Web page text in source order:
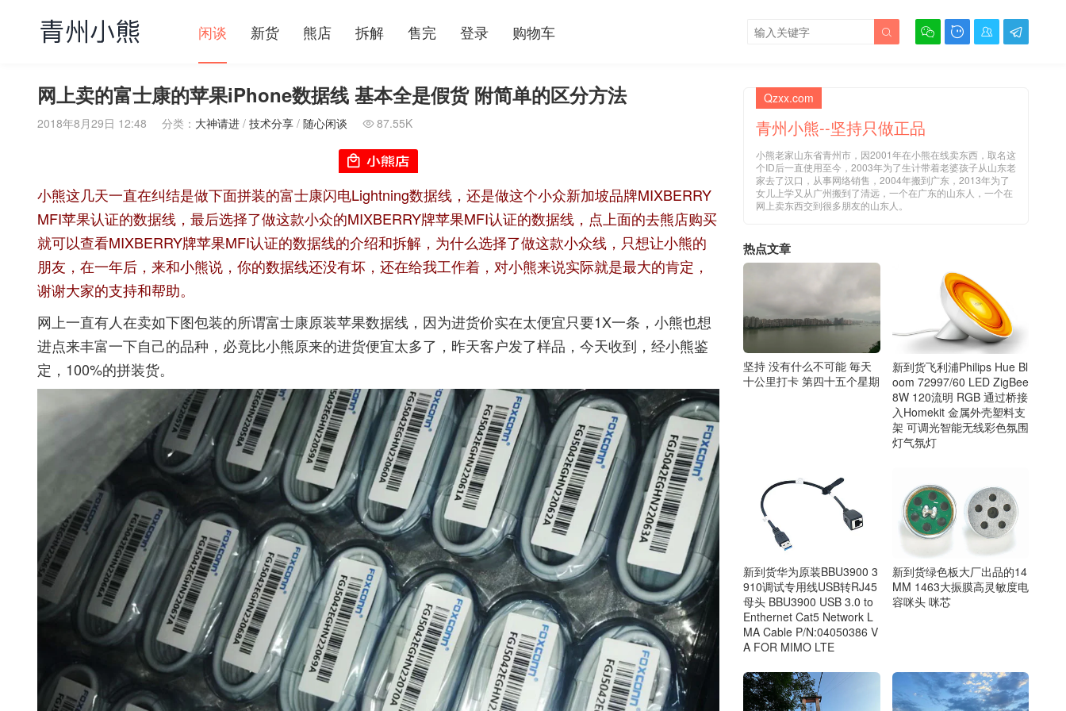
闲谈 新货 熊店 拆解 售完 登录 购物车    

网上卖的富士康的苹果iPhone数据线 基本全是假货 附简单的区分方法
2018年8月29日 12:48 分类： 大神请进 / 技术分享 / 随心闲谈  87.55K
小熊这几天一直在纠结是做下面拼装的富士康闪电Lightning数据线，还是做这个小众新加坡品牌MIXBERRY
MFI苹果认证的数据线，最后选择了做这款小众的MIXBERRY牌苹果MFI认证的数据线， 点上面的去熊店购买
就可以查看MIXBERRY牌苹果MFI认证的数据线的介绍和拆解 ，为什么选择了做这款小众线，只想让小熊的
朋友，在一年后，来和小熊说，你的数据线还没有坏，还在给我工作着，对小熊来说实际就是最大的肯定，
谢谢大家的支持和帮助。
网上一直有人在卖如下图包装的所谓富士康原装苹果数据线，因为进货价实在太便宜只要1X一条，小熊也想
进点来丰富一下自己的品种，必竟比小熊原来的进货便宜太多了，昨天客户发了样品，今天收到，经小熊鉴
定，100%的拼装货。
Qzxx.com
青州小熊--坚持只做正品
小熊老家山东省青州市，因2001年在小熊在线卖东西，取名这
个ID后一直使用至今，2003年为了生计带着老婆孩子从山东老
家去了汉口，从事网络销售，2004年搬到广东，2013年为了
女儿上学又从广州搬到了清远，一个在广东的山东人，一个在
网上卖东西交到很多朋友的山东人。
热点文章
坚持 没有什么不可能 毎天
十公里打卡 第四十五个星期
新到货飞利浦Philips Hue Bl
oom 72997/60 LED ZigBee
8W 120流明 RGB 通过桥接
入Homekit 金属外壳塑料支
架 可调光智能无线彩色氛围
灯气氛灯
新到货华为原装BBU3900 3
910调试专用线USB转RJ45
母头 BBU3900 USB 3.0 to
Enthernet Cat5 Network L
MA Cable P/N:04050386 V
A FOR MIMO LTE
新到货绿色板大厂出品的14
MM 1463大振膜高灵敏度电
容咪头 咪芯